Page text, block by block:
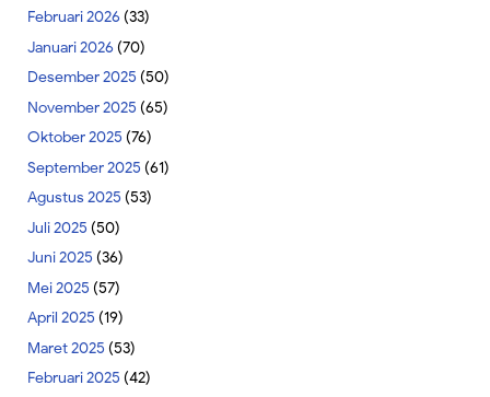
Februari 2026 (33)
Januari 2026 (70)
Desember 2025 (50)
November 2025 (65)
Oktober 2025 (76)
September 2025 (61)
Agustus 2025 (53)
Juli 2025 (50)
Juni 2025 (36)
Mei 2025 (57)
April 2025 (19)
Maret 2025 (53)
Februari 2025 (42)